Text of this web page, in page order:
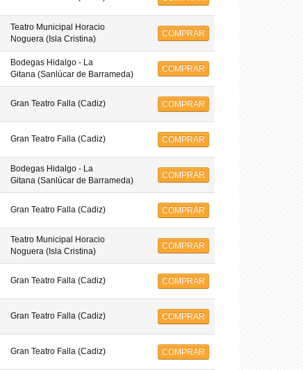
Teatro Municipal Horacio
Noguera (Isla Cristina)
COMPRAR
Bodegas Hidalgo - La
Gitana (Sanlúcar de Barrameda)
COMPRAR
Gran Teatro Falla (Cadiz) COMPRAR
Gran Teatro Falla (Cadiz) COMPRAR
Bodegas Hidalgo - La
Gitana (Sanlúcar de Barrameda)
COMPRAR
Gran Teatro Falla (Cadiz) COMPRAR
Teatro Municipal Horacio
Noguera (Isla Cristina)
COMPRAR
Gran Teatro Falla (Cadiz) COMPRAR
Gran Teatro Falla (Cadiz) COMPRAR
Gran Teatro Falla (Cadiz) COMPRAR